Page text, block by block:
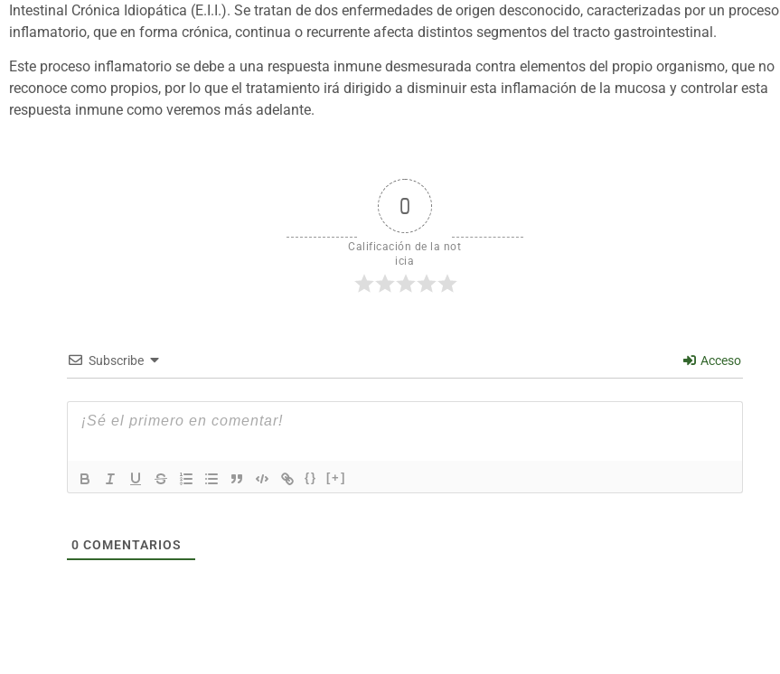
Intestinal Crónica Idiopática (E.I.I.). Se tratan de dos enfermedades de origen desconocido, caracterizadas por un proceso
inflamatorio, que en forma crónica, continua o recurrente afecta distintos segmentos del tracto gastrointestinal.
Este proceso inflamatorio se debe a una respuesta inmune desmesurada contra elementos del propio organismo, que no
reconoce como propios, por lo que el tratamiento irá dirigido a disminuir esta inflamación de la mucosa y controlar esta
respuesta inmune como veremos más adelante.
0
Calificación de la not
icia
Subscribe Acceso
{} [+]
0 COMENTARIOS